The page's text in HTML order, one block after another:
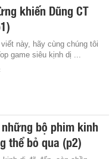
khiến Dũng CT
này, hãy cùng chúng tôi
game siêu kịnh dị ...
bộ phim kinh
thể bỏ qua (p2)